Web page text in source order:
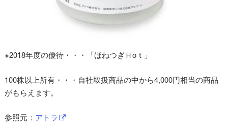
※2018年度の優待・・・「ほねつぎＨoｔ」
100株以上所有・・・自社取扱商品の中から4,000円相当の商品
がもらえます。
参照元： アトラ